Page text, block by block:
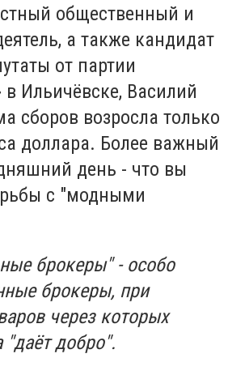
общественный и
а также кандидат
от партии
Ильичёвске, Василий
сборов возросла только
доллара. Более важный
день - что вы
с "модными
брокеры" - особо
брокеры, при
через которых
"даёт добро".